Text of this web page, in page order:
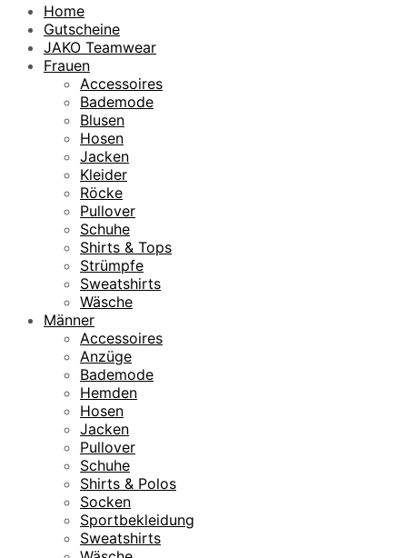
Home
Gutscheine
JAKO Teamwear
Frauen
Accessoires
Bademode
Blusen
Hosen
Jacken
Kleider
Röcke
Pullover
Schuhe
Shirts & Tops
Strümpfe
Sweatshirts
Wäsche
Männer
Accessoires
Anzüge
Bademode
Hemden
Hosen
Jacken
Pullover
Schuhe
Shirts & Polos
Socken
Sportbekleidung
Sweatshirts